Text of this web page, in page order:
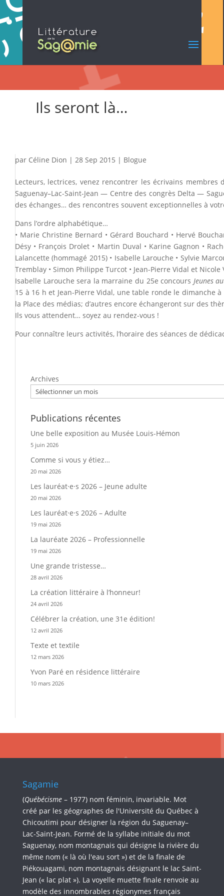
Ils seront là…
par Céline Dion | 28 Sep 2015 | Blogue
Lecteurs, lectrices, venez rencontrer les écrivains
Saguenay–Lac-Saint-Jean — Centre des congrès Delta —
des échanges… des rencontres souvent exceptionnelles à
Dans l’ordre alphabétique…
• Marie Christine Bernard • Gérard Bouchard • Hervé
Désy • François Drolet • Martin Duval • Karine Gagnon •
Lalancette (hommagé 2015) • Isabelle Larouche • Sylvie
Tremblay • Simon Philippe Turcot • Jean-Pierre Vidal et Nicole
Isabelle Larouche sera la marraine du 25e concours Jeunes
15 à 16 h et Jean-Pierre Vidal, une table ronde le dimanche
la Place des médias; d’autres encore échangeront sur des
Ils vous attendent… soyez au rendez-vous !
Pour connaître leurs activités, l’horaire des séances de
Archives
Publications récentes
Une belle exposition au Musée Louis-Hémon
5 juin 2026
Comme si vous y étiez…
20 mai 2026
Les lauréat·e·s 2026 – Jeune adulte
20 mai 2026
Les lauréat·e·s 2026 – Adulte
19 mai 2026
La lauréate 2026 – Professionnelle
19 mai 2026
Une grande tristesse…
28 avril 2026
La création littéraire à l’honneur!
24 avril 2026
Célébrer la création, une 31e édition!
12 avril 2026
Texte et textile
12 mars 2026
Yvon Paré en résidence littéraire
10 mars 2026
Sagamie
(Québécisme – 1977) nom féminin, invariable. Mot
créé par les géographes de l'Université du Québec à
Chicoutimi pour désigner la région du Saguenay–
Lac-Saint-Jean. Formé de la syllabe initiale du mot
Saguenay, nom montagnais qui désigne la rivière du
même nom (« là où l'eau sort ») et de la finale de
Piékouagami, nom montagnais désignant le lac Saint-
Jean (« lac plat »). La voyelle muette finale renvoie au
modèle des innombrables régionymes français